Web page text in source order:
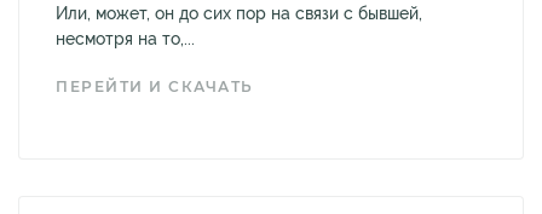
Или, может, он до сих пор на связи с бывшей,
несмотря на то,...
ПЕРЕЙТИ И СКАЧАТЬ